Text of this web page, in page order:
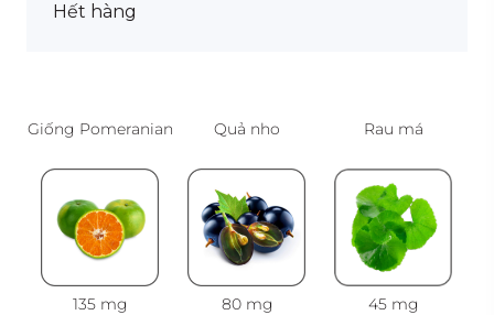
Hết hàng
Giống Pomeranian
135 mg
Quả nho
80 mg
Rau má
45 mg